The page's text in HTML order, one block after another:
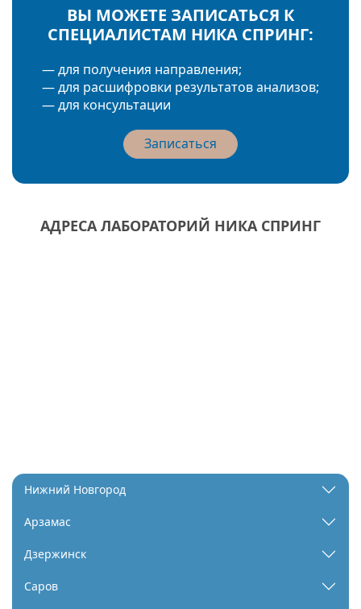
ВЫ МОЖЕТЕ ЗАПИСАТЬСЯ К
СПЕЦИАЛИСТАМ НИКА СПРИНГ:
— для получения направления;
— для расшифровки результатов анализов;
— для консультации
Записаться
АДРЕСА ЛАБОРАТОРИЙ НИКА СПРИНГ
Нижний Новгород
Арзамас
Дзержинск
Саров